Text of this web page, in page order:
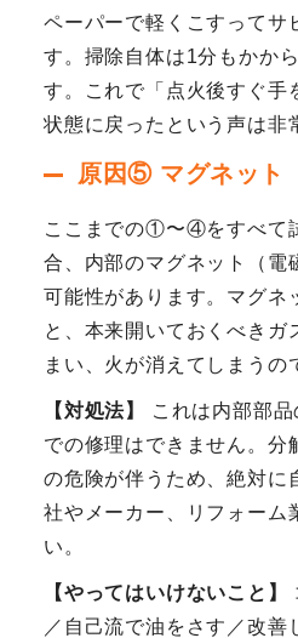
ペーパーで軽くこすってサ
す。掃除自体は1分もかか
す。これで「点火後すぐ手
状態に戻ったという声は非
原因⑤ マグネット
ここまでの①〜④をすべて
合、内部のマグネット（電
可能性があります。マグネ
と、本来開いておくべきガ
まい、火が消えてしまうの
【対処法】
これは内部部
での修理はできません。分
の危険が伴うため、絶対に
社やメーカー、リフォーム
い。
【やってはいけないこと】
／自己流で油をさす／改善